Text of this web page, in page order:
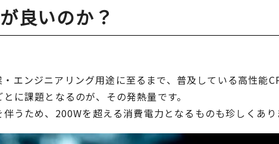
良いのか？
エンジニアリング用途に至るまで、普及している高性能
に課題となるのが、その発熱量です。
うため、200Wを超える消費電力となるものも珍しくあり